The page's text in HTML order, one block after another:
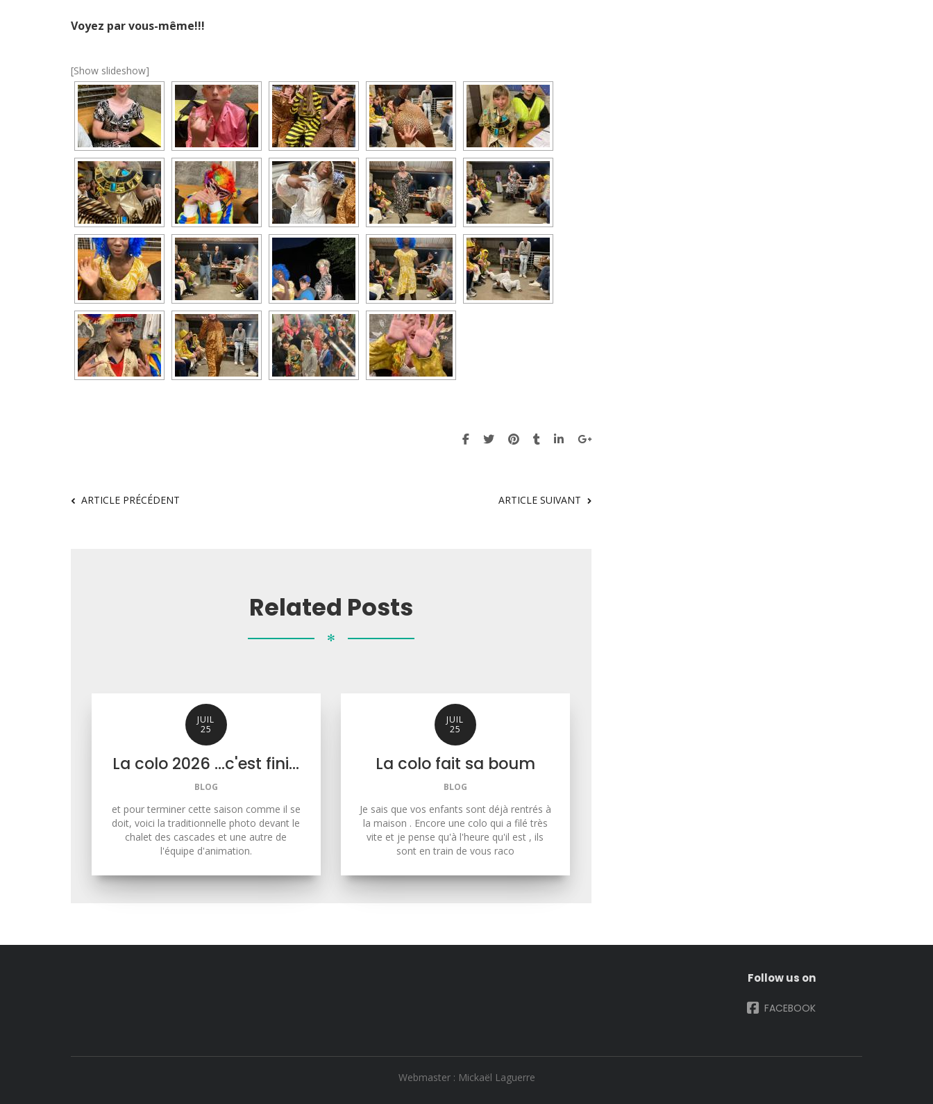
Voyez par vous-même!!!
[Show slideshow]
ARTICLE PRÉCÉDENT ARTICLE SUIVANT
Related Posts
✻
JUIL
25
La colo 2026 ...c'est fini...
BLOG
et pour terminer cette saison comme il se
doit, voici la traditionnelle photo devant le
chalet des cascades et une autre de
l'équipe d'animation.
JUIL
25
La colo fait sa boum
BLOG
Je sais que vos enfants sont déjà rentrés à
la maison . Encore une colo qui a filé très
vite et je pense qu'à l'heure qu'il est , ils
sont en train de vous raco
Follow us on
FACEBOOK
Webmaster : Mickaël Laguerre